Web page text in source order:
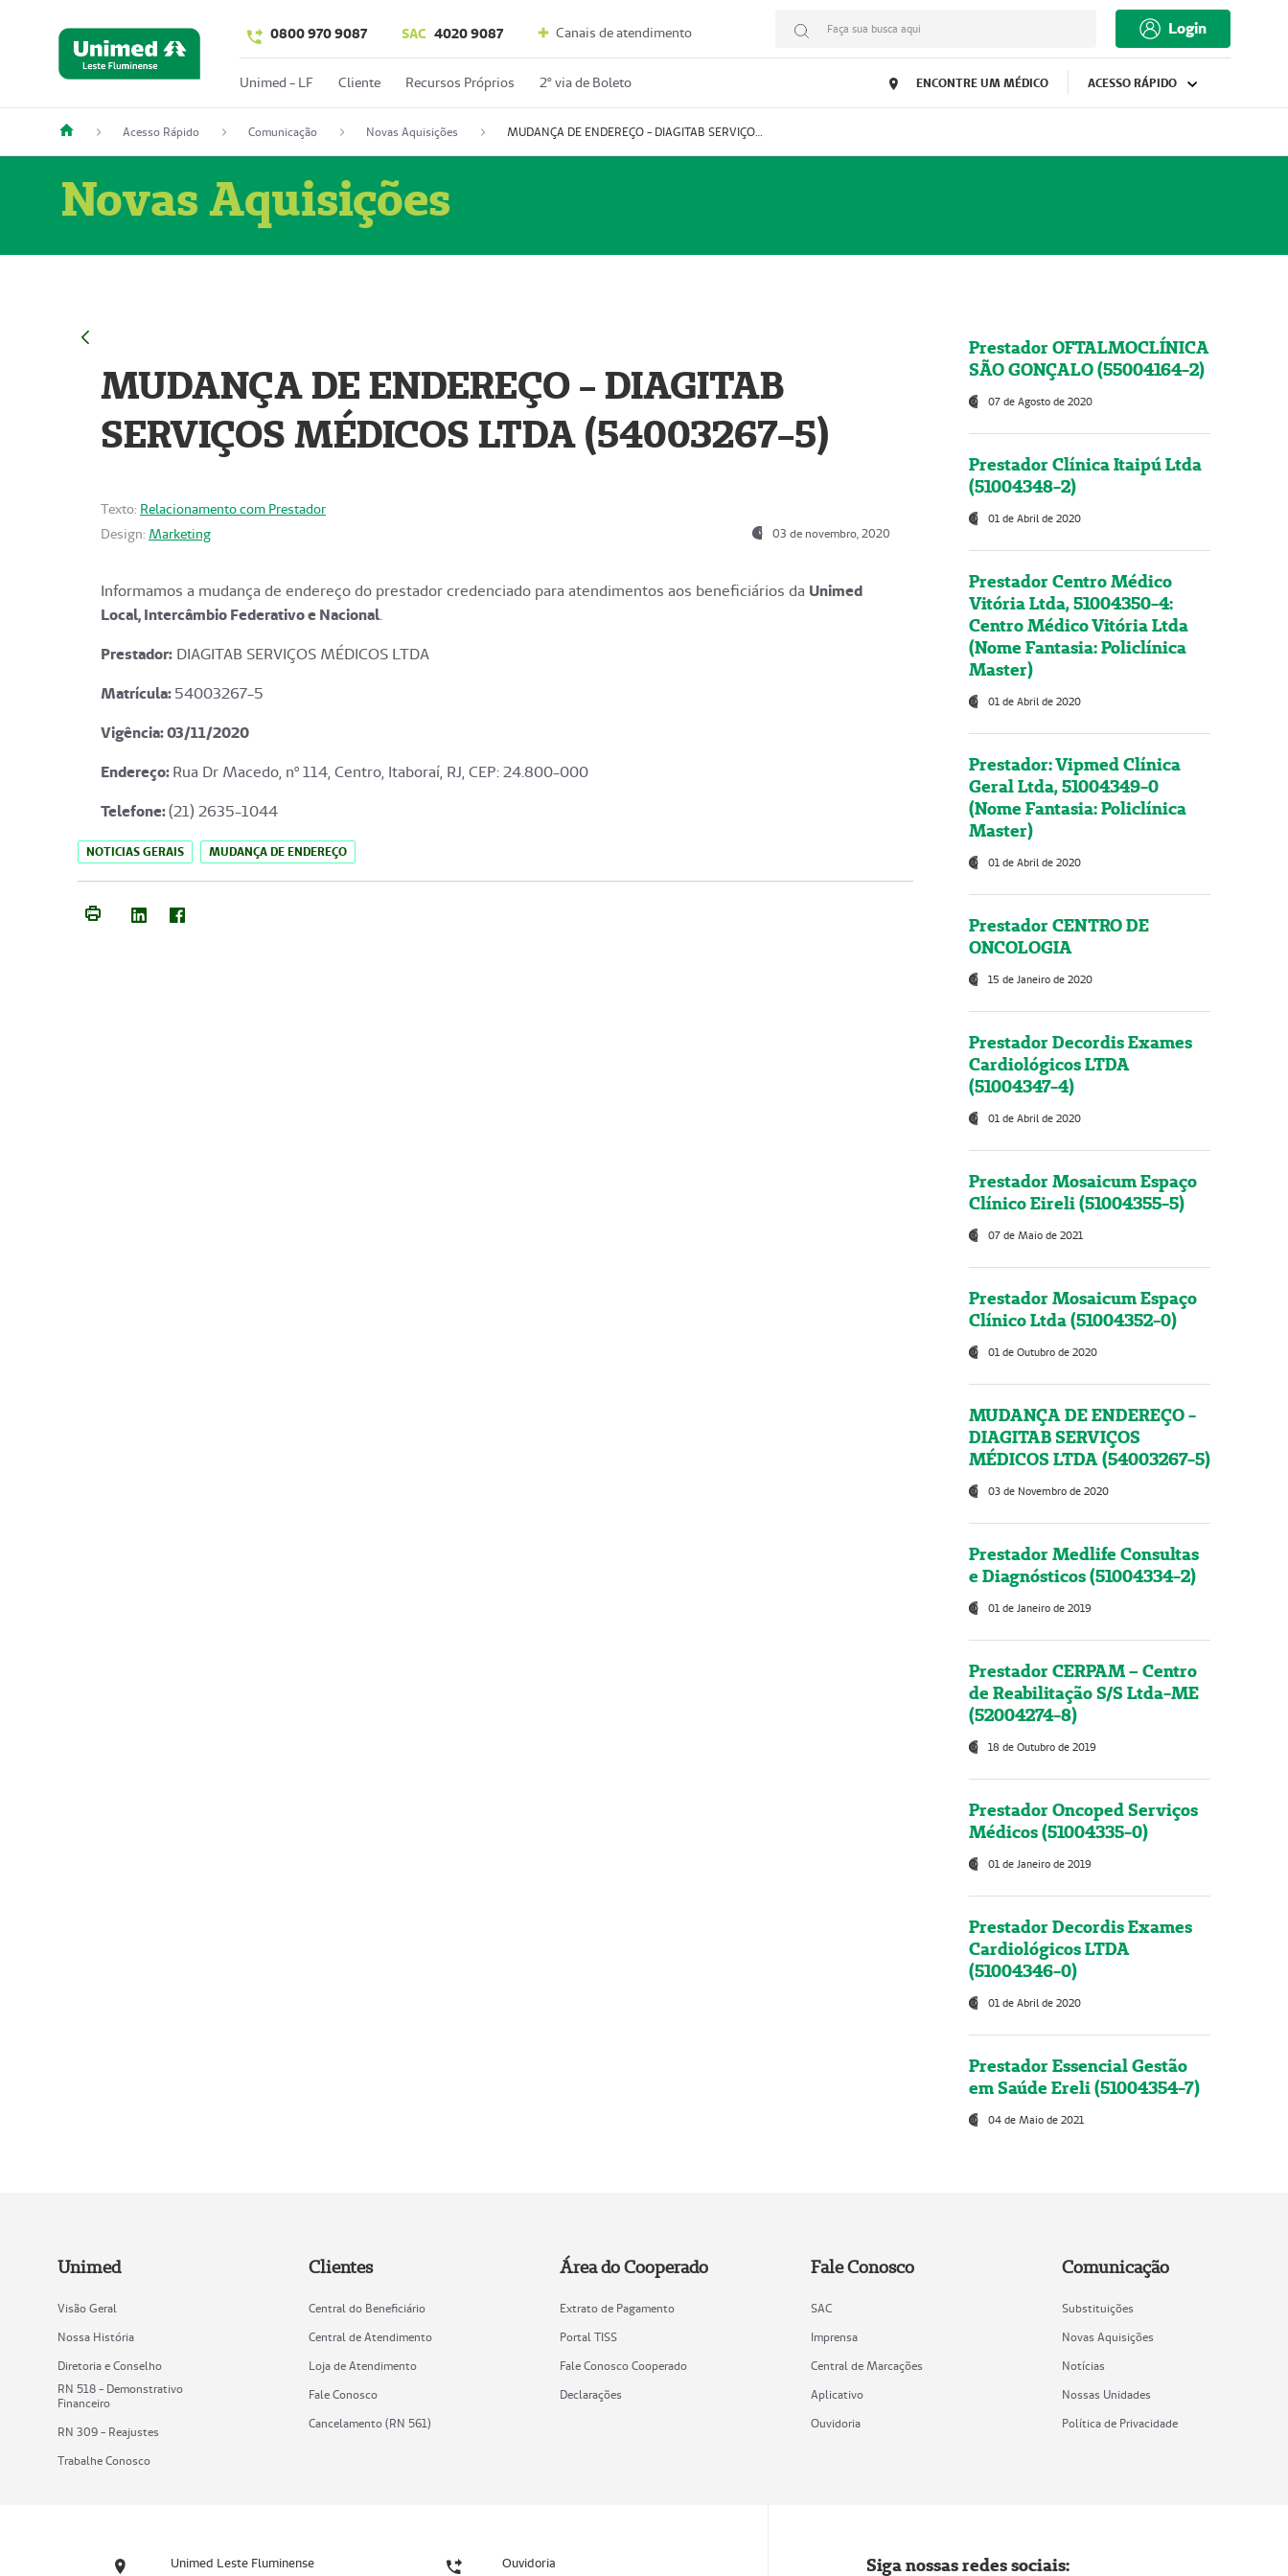
0800 970 9087 SAC 4020 9087 Canais de atendimento Faça sua busca aqui Login
Unimed - LF Cliente Recursos Próprios 2º via de Boleto ENCONTRE UM MÉDICO ACESSO RÁPIDO
Acesso Rápido Comunicação Novas Aquisições MUDANÇA DE ENDEREÇO - DIAGITAB SERVIÇOS MÉDICOS LTDA (54003267-5)
Novas Aquisições
MUDANÇA DE ENDEREÇO - DIAGITAB
SERVIÇOS MÉDICOS LTDA (54003267-5)
Texto: Relacionamento com Prestador
Design: Marketing 03 de novembro, 2020
Informamos a mudança de endereço do prestador credenciado para atendimentos aos beneficiários da Unimed
Local, Intercâmbio Federativo e Nacional.
Prestador: DIAGITAB SERVIÇOS MÉDICOS LTDA
Matrícula:54003267-5
Vigência: 03/11/2020
Endereço:Rua Dr Macedo, nº 114, Centro, Itaboraí, RJ, CEP: 24.800-000
Telefone:(21) 2635-1044
NOTICIAS GERAIS MUDANÇA DE ENDEREÇO
Prestador OFTALMOCLÍNICA
SÃO GONÇALO (55004164-2)
07 de Agosto de 2020
Prestador Clínica Itaipú Ltda
(51004348-2)
01 de Abril de 2020
Prestador Centro Médico
Vitória Ltda, 51004350-4:
Centro Médico Vitória Ltda
(Nome Fantasia: Policlínica
Master)
01 de Abril de 2020
Prestador: Vipmed Clínica
Geral Ltda, 51004349-0
(Nome Fantasia: Policlínica
Master)
01 de Abril de 2020
Prestador CENTRO DE
ONCOLOGIA
15 de Janeiro de 2020
Prestador Decordis Exames
Cardiológicos LTDA
(51004347-4)
01 de Abril de 2020
Prestador Mosaicum Espaço
Clínico Eireli (51004355-5)
07 de Maio de 2021
Prestador Mosaicum Espaço
Clínico Ltda (51004352-0)
01 de Outubro de 2020
MUDANÇA DE ENDEREÇO -
DIAGITAB SERVIÇOS
MÉDICOS LTDA (54003267-5)
03 de Novembro de 2020
Prestador Medlife Consultas
e Diagnósticos (51004334-2)
01 de Janeiro de 2019
Prestador CERPAM – Centro
de Reabilitação S/S Ltda-ME
(52004274-8)
18 de Outubro de 2019
Prestador Oncoped Serviços
Médicos (51004335-0)
01 de Janeiro de 2019
Prestador Decordis Exames
Cardiológicos LTDA
(51004346-0)
01 de Abril de 2020
Prestador Essencial Gestão
em Saúde Ereli (51004354-7)
04 de Maio de 2021
Unimed
Visão Geral
Nossa História
Diretoria e Conselho
RN 518 - Demonstrativo
Financeiro
RN 309 - Reajustes
Trabalhe Conosco
Clientes
Central do Beneficiário
Central de Atendimento
Loja de Atendimento
Fale Conosco
Cancelamento (RN 561)
Área do Cooperado
Extrato de Pagamento
Portal TISS
Fale Conosco Cooperado
Declarações
Fale Conosco
SAC
Imprensa
Central de Marcações
Aplicativo
Ouvidoria
Comunicação
Substituições
Novas Aquisições
Notícias
Nossas Unidades
Política de Privacidade
Unimed Leste Fluminense Ouvidoria Siga nossas redes sociais: